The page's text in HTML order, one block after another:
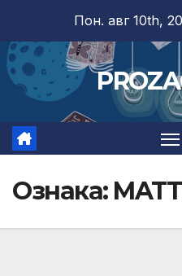
content
Пон. авг 10th,
Ознака: